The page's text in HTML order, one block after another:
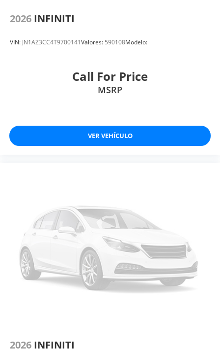
2026 INFINITI
VIN: JN1AZ3CC4T9700141Valores: 590108Modelo:
Call For Price
MSRP
VER VEHÍCULO
2026 INFINITI